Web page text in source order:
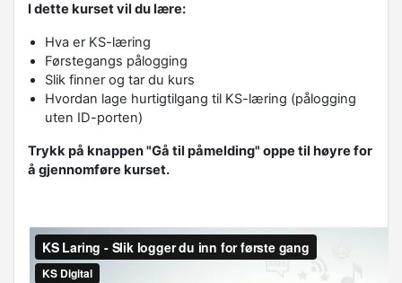
I dette kurset vil du lære:
Hva er KS-læring
Førstegangs pålogging
Slik finner og tar du kurs
Hvordan lage hurtigtilgang til KS-læring (pålogging
uten ID-porten)
Trykk på knappen "Gå til påmelding" oppe til høyre for
å gjennomføre kurset.